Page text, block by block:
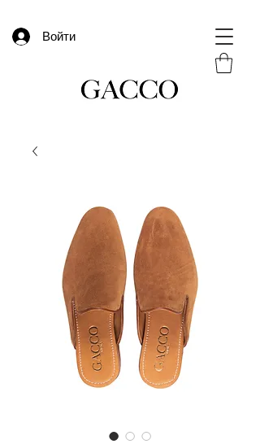
Войти